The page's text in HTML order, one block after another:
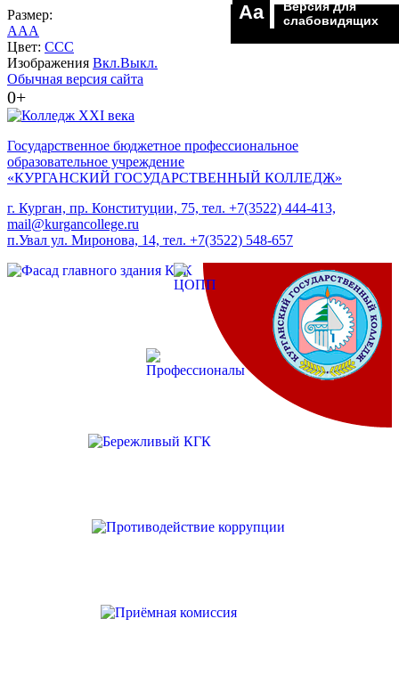
Размер:
AAA
Цвет: CCC
Изображения Вкл.Выкл.
Обычная версия сайта
0+
Aa
Версия для
слабовидящих
Государственное бюджетное профессиональное
образовательное учреждение
«КУРГАНСКИЙ ГОСУДАРСТВЕННЫЙ КОЛЛЕДЖ»
г. Курган, пр. Конституции, 75, тел. +7(3522) 444-413,
mail@kurgancollege.ru
п.Увал ул. Миронова, 14, тел. +7(3522) 548-657